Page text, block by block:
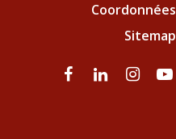
Coordonnées
Sitemap